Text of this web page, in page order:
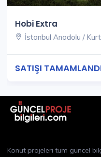
Hobi Extra
İstanbul Anadolu /
SATIŞI
Konut projeleri tüm güncel